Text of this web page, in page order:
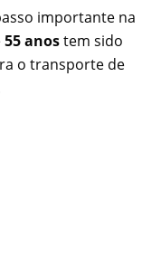
importante na
55 anostem sido
o transporte de